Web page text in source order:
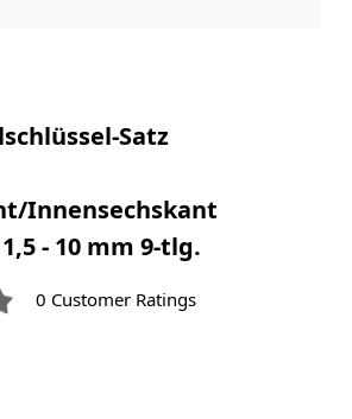
Satz
Innensechskant
- 10 mm 9-tlg.
0 Customer Ratings